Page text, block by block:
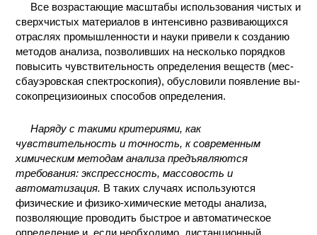
Все возрастающие масштабы использования чистых и
сверхчистых материалов в интенсивно развивающихся
отраслях промышленности и науки привели к созданию
методов анализа, позволивших на несколько порядков
повысить чувствительность определения веществ (мес-
сбауэровская спектроскопия), обусловили появление вы-
сокопрецизиоиных способов определения.
Наряду с такими критериями, как
чувствительность и точность, к современным
химическим методам анализа предъявляются
требования: экспрессность, массовость и
автоматизация. В таких случаях используются
физические и физико-химические методы анализа,
позволяющие проводить быстрое и автоматическое
определение и, если необходимо, дистанционный